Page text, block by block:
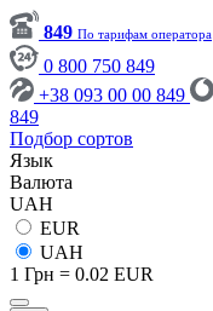
849 По тарифам оператора
0 800 750 849
+38 093 00 00 849
849
Подбор сортов
Язык
Валюта
UAH
EUR
UAH
1 Грн = 0.02 EUR